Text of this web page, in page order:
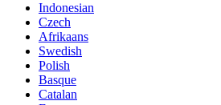
Indonesian
Czech
Afrikaans
Swedish
Polish
Basque
Catalan